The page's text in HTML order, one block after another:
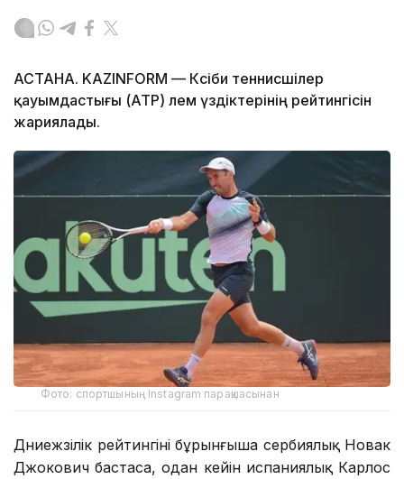
АСТАНА. KAZINFORM — Кәсіби теннисшілер
қауымдастығы (ATP) әлем үздіктерінің рейтингісін
жариялады.
Фото: спортшының Instagram парақшасынан
Дүниежүзілік рейтингіні бұрынғыша сербиялық Новак
Джокович бастаса, одан кейін испаниялық Карлос